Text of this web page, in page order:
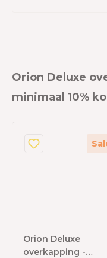
Orion Deluxe
minimaal 10%
Orion Deluxe
overkapping -